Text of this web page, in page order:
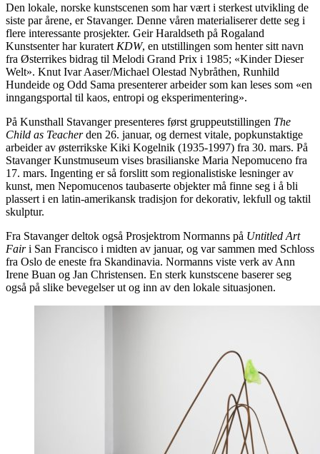
Den lokale, norske kunstscenen som har vært i sterkest utvikling de
siste par årene, er Stavanger. Denne våren materialiserer dette seg i
flere interessante prosjekter. Geir Haraldseth på Rogaland
Kunstsenter har kuratert KDW, en utstillingen som henter sitt navn
fra Østerrikes bidrag til Melodi Grand Prix i 1985; «Kinder Dieser
Welt». Knut Ivar Aaser/Michael Olestad Nybråthen, Runhild
Hundeide og Odd Sama presenterer arbeider som kan leses som «en
inngangsportal til kaos, entropi og eksperimentering».
På Kunsthall Stavanger presenteres først gruppeutstillingen The
Child as Teacherden 26. januar, og dernest vitale, popkunstaktige
arbeider av østerrikske Kiki Kogelnik (1935-1997) fra 30. mars. På
Stavanger Kunstmuseum vises brasilianske Maria Nepomuceno fra
17. mars. Ingenting er så forslitt som regionalistiske lesninger av
kunst, men Nepomucenos taubaserte objekter må finne seg i å bli
plassert i en latin-amerikansk tradisjon for dekorativ, lekfull og taktil
skulptur.
Fra Stavanger deltok også Prosjektrom Normanns på Untitled Art
Fairi San Francisco i midten av januar, og var sammen med Schloss
fra Oslo de eneste fra Skandinavia. Normanns viste verk av Ann
Irene Buan og Jan Christensen. En sterk kunstscene baserer seg
også på slike bevegelser ut og inn av den lokale situasjonen.